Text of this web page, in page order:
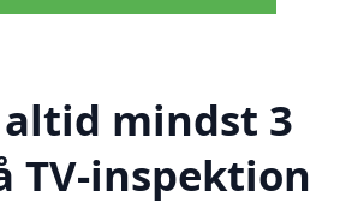
mindst 3
TV-inspektion